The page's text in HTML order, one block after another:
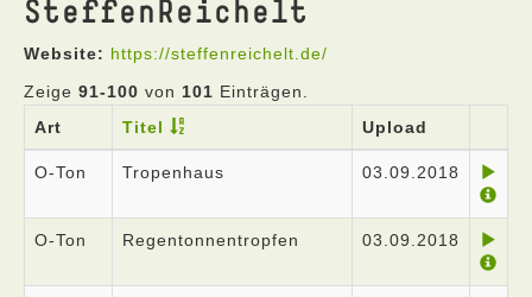
SteffenReichelt
Website: https://steffenreichelt.de/
Zeige 91-100 von 101 Einträgen.
Art
Titel Upload
O-Ton Tropenhaus 03.09.2018
O-Ton Regentonnentropfen 03.09.2018